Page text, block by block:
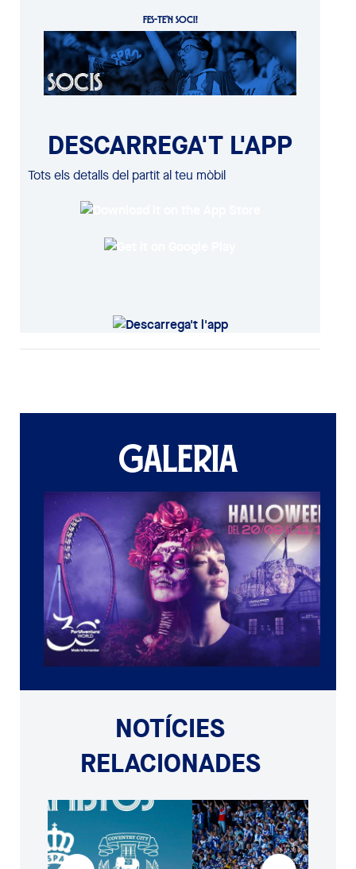
FES-TE'N SOCI!
DESCARREGA'T L'APP
Tots els detalls del partit al teu mòbil
GALERIA
NOTÍCIES
RELACIONADES